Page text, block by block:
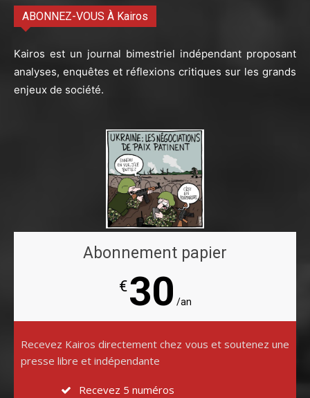
ABONNEZ-VOUS À Kairos
Kairos est un journal bimestriel indépendant proposant
analyses, enquêtes et réflexions critiques sur les grands
enjeux de société.
Abonnement papier
€30 /an
Recevez Kairos directement chez vous et soutenez une
presse libre et indépendante
Recevez 5 numéros